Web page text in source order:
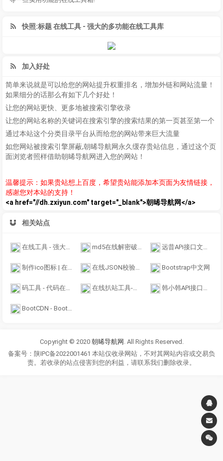
快照:标题 在线工具 - 强大的多功能在线工具库
加入好处
简单来说就是可以给您的网站提升权重排名，增加外链和网站流量！
如果细分的话那么有如下几个好处！
让您的网站更快、更多地被搜索引擎收录
让您的网站名称的关键词在搜索引擎的搜索结果的第一页甚至第一个
通过本站这个分类目录平台从而给您的网站带来巨大流量
如您网站被搜索引擎屏蔽,朝晞导航网永久缓存贵站信息，通过这个页
面浏览者照样借助朝晞导航网进入您的网站！
温馨提示：如果贵站想上百度，希望贵站能添加本页面为友情链接，
感谢您对本站的支持！
<a href="//dh.zxiyun.com" target="_blank">朝晞导航网</a>
相关站点
在线工具 - 强大的多功能在线工具库 md5在线解密破解,md5解密加密 远昔APi接口文档-为站长提供方便快捷公共API接口
制作ico图标 | 在线ico图标转换工具 方便制作favicon.ico - 比特虫 - Bitbug.net 在线JSON校验格式化工具（Be JSON） Bootstrap中文网
码工具 - 代码在线工具箱 在线扒站工具-在线扒站官网_网页源码打包下载_手机扒站_仿站工具 韩小韩API接口站 - 免费API数据接口调用服务平台
BootCDN - Bootstrap 中文网开源项目免费 CDN 加速服务
Copyright © 2020 朝晞导航网 . All Rights Reserved.
备案号：陕IPC备2022001461 本站仅收录网站，不对其网站内容或交易负
责。若收录的站点侵害到您的利益，请联系我们删除收录。